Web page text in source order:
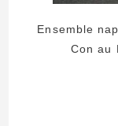
Ensemble
Con au